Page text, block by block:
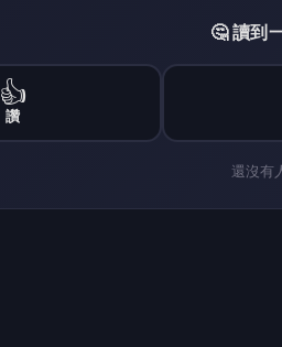
🤔 讀到
👍
讚
還沒有